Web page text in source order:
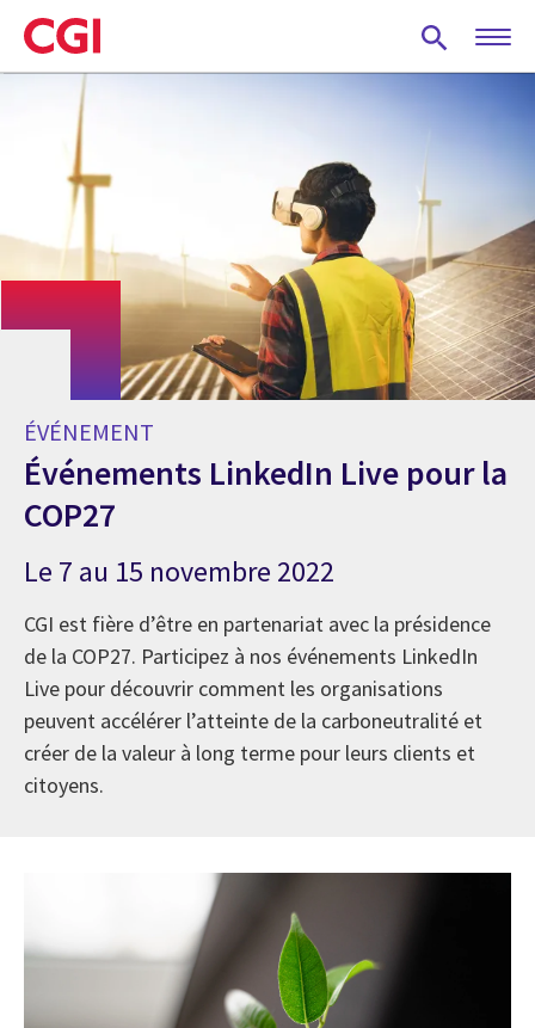
Skip
to
main
content
ÉVÉNEMENT
Événements LinkedIn Live pour la
COP27
Le 7 au 15 novembre 2022
CGI est fière d’être en partenariat avec la présidence
de la COP27. Participez à nos événements LinkedIn
Live pour découvrir comment les organisations
peuvent accélérer l’atteinte de la carboneutralité et
créer de la valeur à long terme pour leurs clients et
citoyens.